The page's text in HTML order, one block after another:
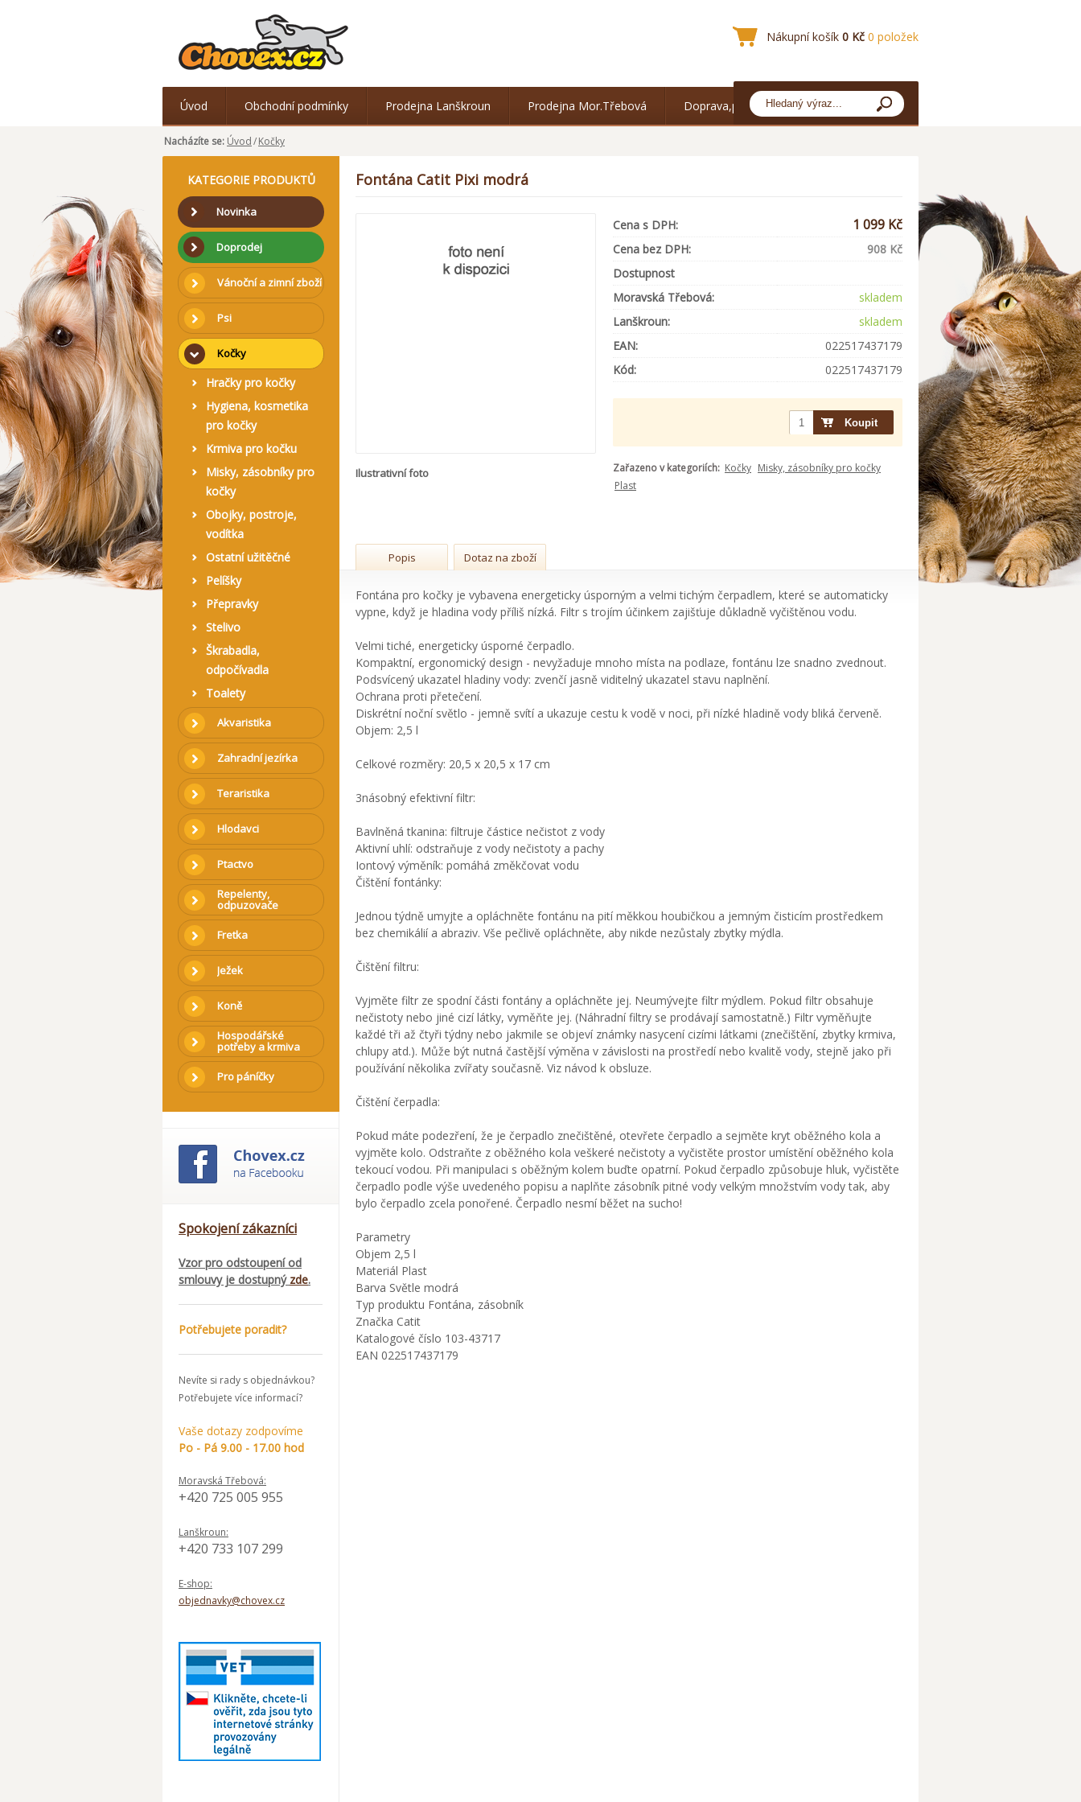
Nákupní košík 0 Kč 0 položek
Úvod Obchodní podmínky Prodejna Lanškroun Prodejna Mor.Třebová Doprava,platba
Nacházíte se: Úvod/Kočky
KATEGORIE PRODUKTŮ
Novinka
Doprodej
Vánoční a zimní zboží
Psi
Kočky
Hračky pro kočky
Hygiena, kosmetika
pro kočky
Krmiva pro kočku
Misky, zásobníky pro
kočky
Obojky, postroje,
vodítka
Ostatní užitěčné
Pelíšky
Přepravky
Stelivo
Škrabadla,
odpočívadla
Toalety
Akvaristika
Zahradní jezírka
Teraristika
Hlodavci
Ptactvo
Repelenty,
odpuzovače
Fretka
Ježek
Koně
Hospodářské
potřeby a krmiva
Pro páníčky
Spokojení zákazníci
Vzor pro odstoupení od
smlouvy je dostupný zde.
Potřebujete poradit?
Nevíte si rady s objednávkou?
Potřebujete více informací?
Vaše dotazy zodpovíme
Po - Pá 9.00 - 17.00 hod
Moravská Třebová:
+420 725 005 955
Lanškroun:
+420 733 107 299
E-shop:
objednavky@chovex.cz
Fontána Catit Pixi modrá
Ilustrativní foto
Cena s DPH: 1 099 Kč
Cena bez DPH:
908 Kč
Dostupnost
Moravská Třebová:
skladem
Lanškroun:
skladem
EAN:
022517437179
Kód:
022517437179
Zařazeno v kategoriích: Kočky Misky, zásobníky pro kočky
Plast
Popis Dotaz na zboží
Fontána pro kočky je vybavena energeticky úsporným a velmi tichým čerpadlem, které se automaticky
vypne, když je hladina vody příliš nízká. Filtr s trojím účinkem zajišťuje důkladně vyčištěnou vodu.
Velmi tiché, energeticky úsporné čerpadlo.
Kompaktní, ergonomický design - nevyžaduje mnoho místa na podlaze, fontánu lze snadno zvednout.
Podsvícený ukazatel hladiny vody: zvenčí jasně viditelný ukazatel stavu naplnění.
Ochrana proti přetečení.
Diskrétní noční světlo - jemně svítí a ukazuje cestu k vodě v noci, při nízké hladině vody bliká červeně.
Objem: 2,5 l
Celkové rozměry: 20,5 x 20,5 x 17 cm
3násobný efektivní filtr:
Bavlněná tkanina: filtruje částice nečistot z vody
Aktivní uhlí: odstraňuje z vody nečistoty a pachy
Iontový výměník: pomáhá změkčovat vodu
Čištění fontánky:
Jednou týdně umyjte a opláchněte fontánu na pití měkkou houbičkou a jemným čisticím prostředkem
bez chemikálií a abraziv. Vše pečlivě opláchněte, aby nikde nezůstaly zbytky mýdla.
Čištění filtru:
Vyjměte filtr ze spodní části fontány a opláchněte jej. Neumývejte filtr mýdlem. Pokud filtr obsahuje
nečistoty nebo jiné cizí látky, vyměňte jej. (Náhradní filtry se prodávají samostatně.) Filtr vyměňujte
každé tři až čtyři týdny nebo jakmile se objeví známky nasycení cizími látkami (znečištění, zbytky krmiva,
chlupy atd.). Může být nutná častější výměna v závislosti na prostředí nebo kvalitě vody, stejně jako při
používání několika zvířaty současně. Viz návod k obsluze.
Čištění čerpadla:
Pokud máte podezření, že je čerpadlo znečištěné, otevřete čerpadlo a sejměte kryt oběžného kola a
vyjměte kolo. Odstraňte z oběžného kola veškeré nečistoty a vyčistěte prostor umístění oběžného kola
tekoucí vodou. Při manipulaci s oběžným kolem buďte opatrní. Pokud čerpadlo způsobuje hluk, vyčistěte
čerpadlo podle výše uvedeného popisu a naplňte zásobník pitné vody velkým množstvím vody tak, aby
bylo čerpadlo zcela ponořené. Čerpadlo nesmí běžet na sucho!
Parametry
Objem 2,5 l
Materiál Plast
Barva Světle modrá
Typ produktu Fontána, zásobník
Značka Catit
Katalogové číslo 103-43717
EAN 022517437179